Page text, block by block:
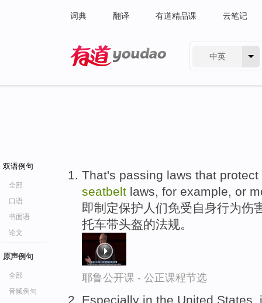
词典 翻译 有道精品课 云笔记
中英
双语例句
全部
口语
书面语
论文
原声例句
全部
音频例句
That's passing laws that
seatbelt laws, for example, or
即制定保护人们免受自身行为伤
托车带头盔的法规。
耶鲁公开课 - 公正课程节选
Especially in the United